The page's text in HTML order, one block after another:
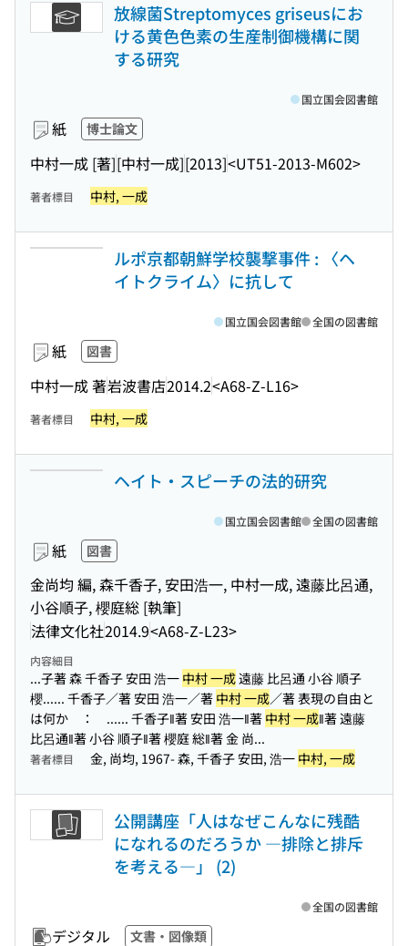
放線菌Streptomyces griseusにお
ける黄色色素の生産制御機構に関
する研究
紙 博士論文
中村一成 [著][中村一成][2013]<UT51-2013-M602>
国立国会図書館
著者標目 中村, 一成
ルポ京都朝鮮学校襲撃事件 : 〈ヘ
イトクライム〉に抗して
紙 図書
中村一成 著岩波書店2014.2<A68-Z-L16>
国立国会図書館 全国の図書館
著者標目 中村, 一成
ヘイト・スピーチの法的研究
紙 図書
金尚均 編, 森千香子, 安田浩一, 中村一成, 遠藤比呂通,
小谷順子, 櫻庭総 [執筆]
法律文化社2014.9<A68-Z-L23>
国立国会図書館 全国の図書館
内容細目
...子著 森 千香子 安田 浩一 中村 一成遠藤 比呂通 小谷 順子
櫻...... 千香子／著 安田 浩一／著 中村 一成／著 表現の自由と
は何か ： ...... 千香子‖著 安田 浩一‖著 中村 一成‖著 遠藤
比呂通‖著 小谷 順子‖著 櫻庭 総‖著 金 尚...
著者標目 金, 尚均, 1967- 森, 千香子 安田, 浩一 中村, 一成
公開講座「人はなぜこんなに残酷
になれるのだろうか ―排除と排斥
を考える―」 (2)
デジタル 文書・図像類
全国の図書館